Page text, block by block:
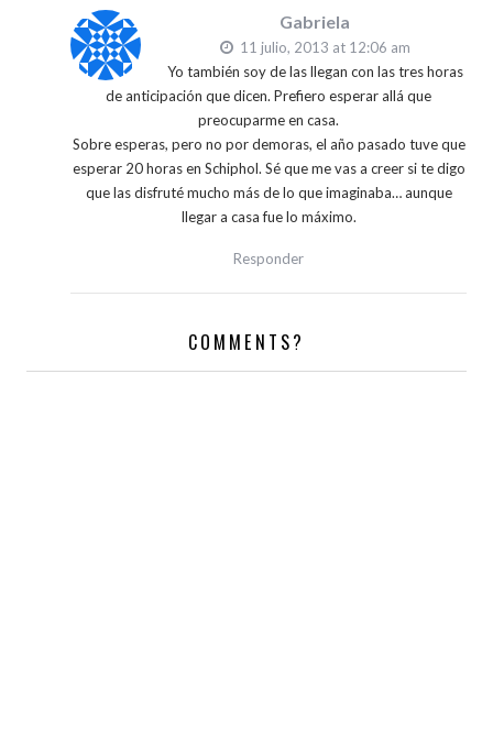
Gabriela
11 julio, 2013 at 12:06 am
Yo también soy de las llegan con las tres horas
de anticipación que dicen. Prefiero esperar allá que
preocuparme en casa.
Sobre esperas, pero no por demoras, el año pasado tuve que
esperar 20 horas en Schiphol. Sé que me vas a creer si te digo
que las disfruté mucho más de lo que imaginaba… aunque
llegar a casa fue lo máximo.
Responder
COMMENTS?